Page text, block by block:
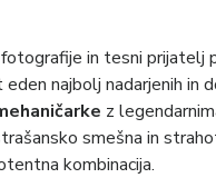
in tesni prijatelj
najbolj nadarjenih in
z
smešna in
kombinacija.